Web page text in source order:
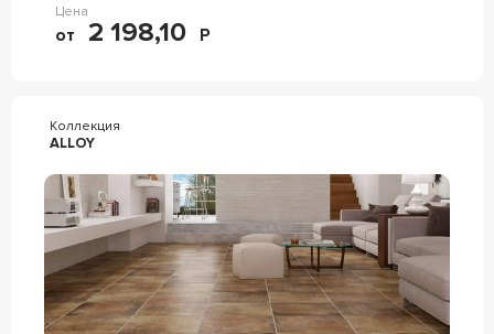
Цена
от 2 198,10 Р
Коллекция
ALLOY